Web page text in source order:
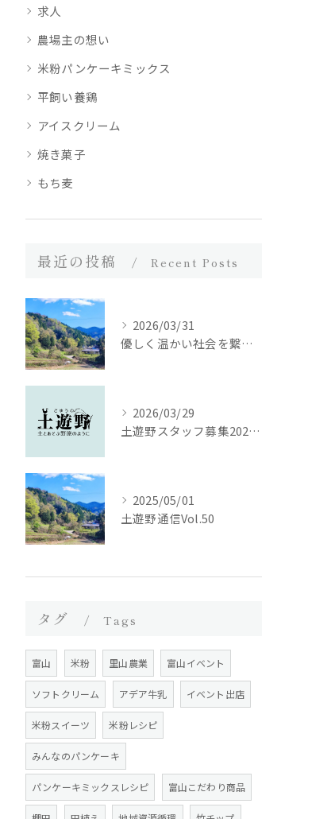
求人
農場主の想い
米粉パンケーキミックス
平飼い養鶏
アイスクリーム
焼き菓子
もち麦
最近の投稿 Recent Posts
2026/03/31
優しく温かい社会を繋ぐために｜土遊野通信 vol.53（2025年12月号）
2026/03/29
土遊野スタッフ募集2026｜里山の農場で、いのちを届ける仕事をしませんか。
2025/05/01
土遊野通信Vol.50
タグ Tags
富山 米粉 里山農業 富山イベント
ソフトクリーム アデア牛乳 イベント出店
米粉スイーツ 米粉レシピ
みんなのパンケーキ
パンケーキミックスレシピ 富山こだわり商品